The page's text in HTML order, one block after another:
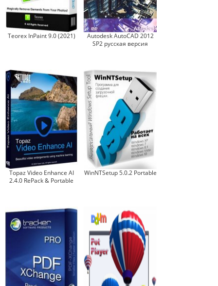
Teorex InPaint 9.0 (2021)
Autodesk AutoCAD 2012
SP2 русская версия
Topaz Video Enhance AI
2.4.0 RePack & Portable
WinNTSetup 5.0.2 Portable